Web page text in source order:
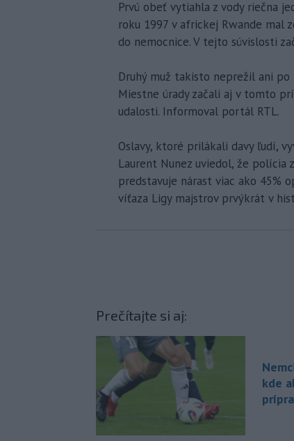
Prvú obeť vytiahla z vody riečna
roku 1997 v africkej Rwande
do nemocnice. V tejto súvislosti
Druhý muž takisto neprežil ani
Miestne úrady začali aj v tomto
udalosti. Informoval portál RTL.
Oslavy, ktoré prilákali davy ľudí,
Laurent Nunez uviedol, že polícia
predstavuje nárast viac ako 45%
víťaza Ligy majstrov prvýkrát v
Prečítajte si aj:
kde